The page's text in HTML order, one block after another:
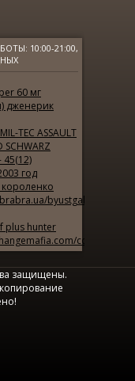
10:00-21:00,
60 мг
дженерик
TEC ASSAULT
SCHWARZ
45(12)
год
byustgaltery/
plus hunter
countries/
защищены.